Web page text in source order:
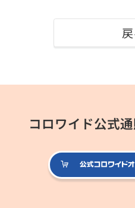
コロワイド公式